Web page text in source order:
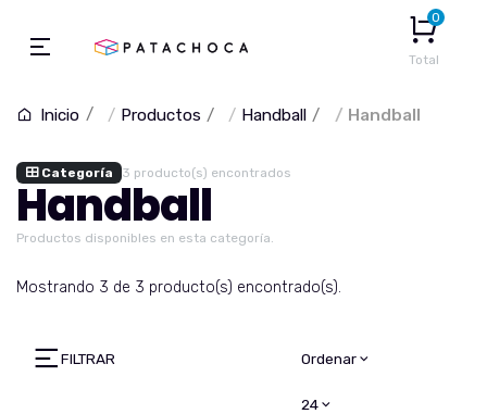
0
Total
Inicio Productos Handball Handball
Categoría 3 producto(s) encontrados
Handball
Productos disponibles en esta categoría.
Mostrando 3 de 3 producto(s) encontrado(s).
FILTRAR Ordenar
24